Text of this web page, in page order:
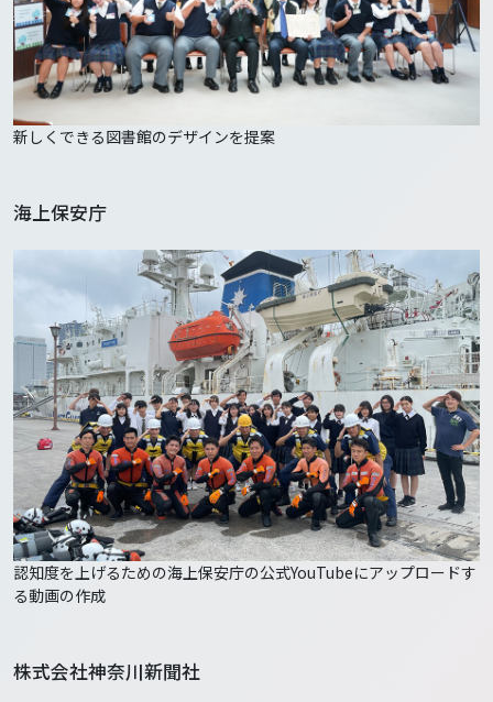
新しくできる図書館のデザインを提案
海上保安庁
認知度を上げるための海上保安庁の公式YouTubeにアップロードす
る動画の作成
株式会社神奈川新聞社